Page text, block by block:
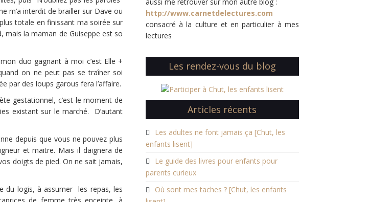
m’a interdit de brailler sur Dave ou
totale en finissant ma soirée sur
mais la maman de Guiseppe est so
duo gagnant à moi c’est Elle +
on ne peut pas se traîner soi
par des loups garous fera l’affaire.
gestationnel, c’est le moment de
existant sur le marché. D’autant
depuis que vous ne pouvez plus
et maitre. Mais il daignera de
doigts de pied. On ne sait jamais,
du logis, à assumer les repas, les
http://www.carnetdelectures.com
consacré à la culture et en particulier à mes
lectures
Les rendez-vous du blog
Articles récents
Les adultes ne font jamais ça [Chut, les
enfants lisent]
Le guide des livres pour enfants pour
parents curieux
Où sont mes taches ? [Chut, les enfants